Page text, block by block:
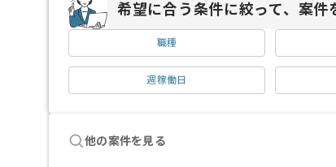
希望に合う条件に絞って、案件
職種
週稼働日
他の案件を見る